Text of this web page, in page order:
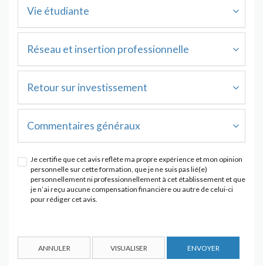
Vie étudiante
Réseau et insertion professionnelle
Retour sur investissement
Commentaires généraux
Je certifie que cet avis reflète ma propre expérience et mon opinion
personnelle sur cette formation, que je ne suis pas lié(e)
personnellement ni professionnellement à cet établissement et que
je n’ai reçu aucune compensation financière ou autre de celui-ci
pour rédiger cet avis.
ANNULER VISUALISER ENVOYER